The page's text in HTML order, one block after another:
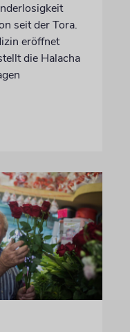
seit der Tora.
eröffnet
die Halacha